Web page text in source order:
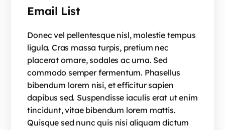
Email List
Donec vel pellentesque nisl, molestie tempus
ligula. Cras massa turpis, pretium nec
placerat ornare, sodales ac urna. Sed
commodo semper fermentum. Phasellus
bibendum lorem nisi, et efficitur sapien
dapibus sed. Suspendisse iaculis erat ut enim
tincidunt, vitae bibendum lorem mattis.
Quisque sed nunc quis nisi aliquam dictum